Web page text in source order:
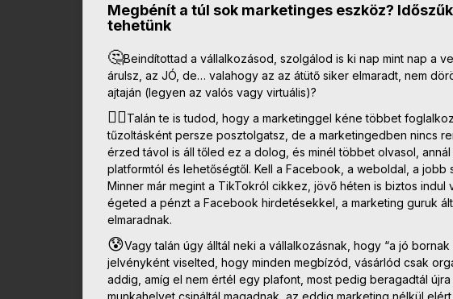
Megbénít a túl sok marketinges eszköz?
tehetünk
🤔Beindítottad a vállalkozásod, szolgálod is ki nap mint nap a
árulsz, az JÓ, de… valahogy az az átütő siker elmaradt, nem
ajtaján (legyen az valós vagy virtuális)?
🤷‍♂️Talán te is tudod, hogy a marketinggel kéne többet
tűzoltásként persze posztolgatsz, de a marketingedben nincs
érzed távol is áll tőled ez a dolog, és minél többet olvasol,
platformtól és lehetőségtől. Kell a Facebook, a weboldal, a jobb
Minner már megint a TikTokról cikkez, jövő héten is biztos indul
égeted a pénzt a Facebook hirdetésekkel, a marketing guruk
elmaradnak.
😰Vagy talán úgy álltál neki a vállalkozásnak, hogy “a jó
jelvényként viselted, hogy minden megbízód, vásárlód csak
addig, amíg el nem értél egy plafont, most pedig beragadtál
munkahelyet csináltál magadnak, az eddig marketing nélkül